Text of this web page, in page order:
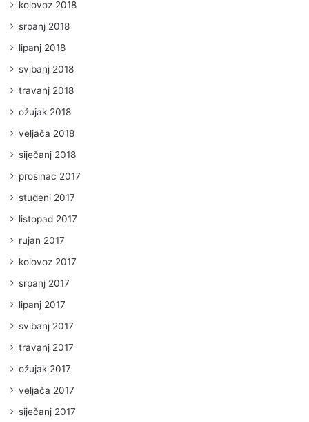
kolovoz 2018
srpanj 2018
lipanj 2018
svibanj 2018
travanj 2018
ožujak 2018
veljača 2018
siječanj 2018
prosinac 2017
studeni 2017
listopad 2017
rujan 2017
kolovoz 2017
srpanj 2017
lipanj 2017
svibanj 2017
travanj 2017
ožujak 2017
veljača 2017
siječanj 2017